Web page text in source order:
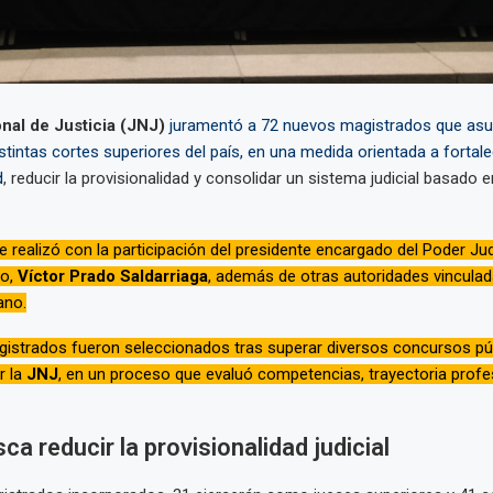
de Justicia (JNJ) juramentó a 72 nuevos magistrados que
cortes superiores del país, en una medida orientada a
, reducir la provisionalidad y consolidar un sistema judicial basado
realizó con la participación del presidente encargado del Poder
Víctor Prado Saldarriaga, además de otras autoridades
fueron seleccionados tras superar diversos concursos
la JNJ, en un proceso que evaluó competencias, trayectoria
reducir la provisionalidad judicial